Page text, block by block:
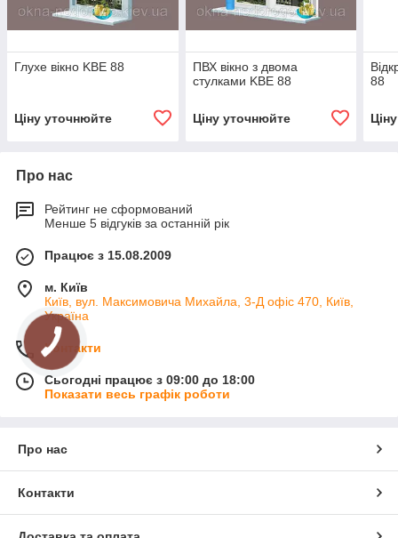
Глухе вікно KBE 88
Ціну уточнюйте
ПВХ вікно з двома
стулками KBE 88
Ціну уточнюйте
88
Про нас
Рейтинг не сформований
Менше 5 відгуків за останній рік
Працює з 15.08.2009
м. Київ
Київ, вул. Максимовича Михайла, 3-Д офіс 470, Київ,
Україна
Контакти
Сьогодні працює з 09:00 до 18:00
Показати весь графік роботи
Про нас
Контакти